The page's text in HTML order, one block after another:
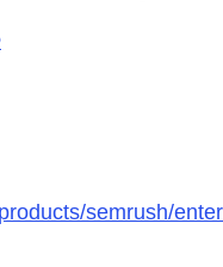
semrush/enter